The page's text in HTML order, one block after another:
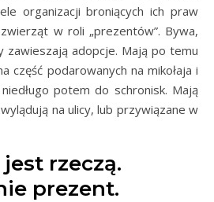
organizacji broniących ich praw
w roli „prezentów”. Bywa,
zawieszają adopcje. Mają po temu
część podarowanych na mikołaja i
potem do schronisk. Mają
na ulicy, lub przywiązane w
rzeczą.
prezent.